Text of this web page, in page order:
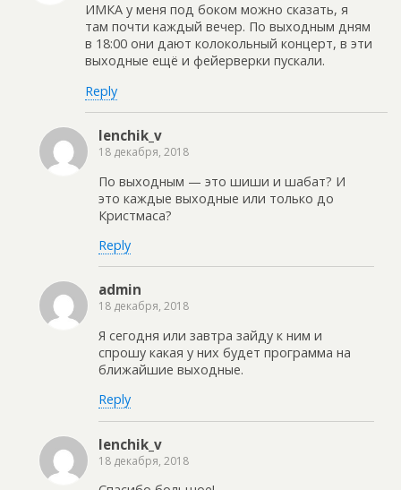
ИМКА у меня под боком можно сказать, я
там почти каждый вечер. По выходным дням
в 18:00 они дают колокольный концерт, в эти
выходные ещё и фейерверки пускали.
Reply
lenchik_v
18 декабря, 2018
По выходным — это шиши и шабат? И
это каждые выходные или только до
Кристмаса?
Reply
admin
18 декабря, 2018
Я сегодня или завтра зайду к ним и
спрошу какая у них будет программа на
ближайшие выходные.
Reply
lenchik_v
18 декабря, 2018